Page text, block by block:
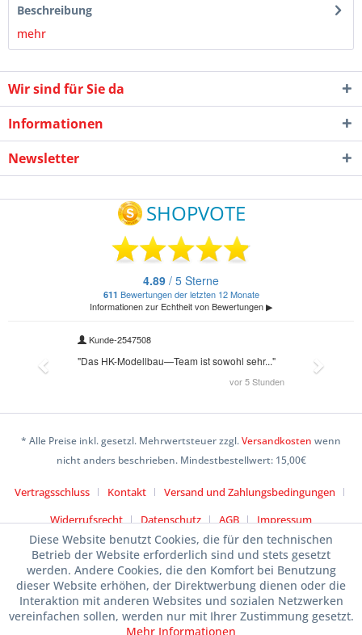
Beschreibung
mehr
Wir sind für Sie da
Informationen
Newsletter
* Alle Preise inkl. gesetzl. Mehrwertsteuer zzgl.Versandkosten wenn
nicht anders beschrieben. Mindestbestellwert: 15,00€
Vertragsschluss Kontakt
Versand und Zahlungsbedingungen
Widerrufsrecht
Datenschutz AGB Impressum
Diese Website benutzt Cookies, die für den technischen
Betrieb der Website erforderlich sind und stets gesetzt
werden. Andere Cookies, die den Komfort bei Benutzung
dieser Website erhöhen, der Direktwerbung dienen oder die
Interaktion mit anderen Websites und sozialen Netzwerken
vereinfachen sollen, werden nur mit Ihrer Zustimmung gesetzt.
Mehr Informationen